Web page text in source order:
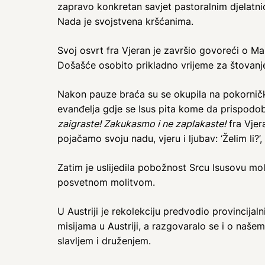
zapravo konkretan savjet pastoralnim
Nada je svojstvena kršćanima.
Svoj osvrt fra Vjeran je završio govoreći o
Došašće osobito prikladno vrijeme za
Nakon pauze braća su se okupila na
evanđelja gdje se Isus pita kome da
zaigraste! Zakukasmo i ne zaplakaste!fra
pojačamo svoju nadu, vjeru i ljubav: ‘Želim li?’,
Zatim je uslijedila pobožnost Srcu Isusovu
posvetnom molitvom.
U Austriji je rekolekciju predvodio
misijama u Austriji, a razgovaralo se i o
slavljem i druženjem.